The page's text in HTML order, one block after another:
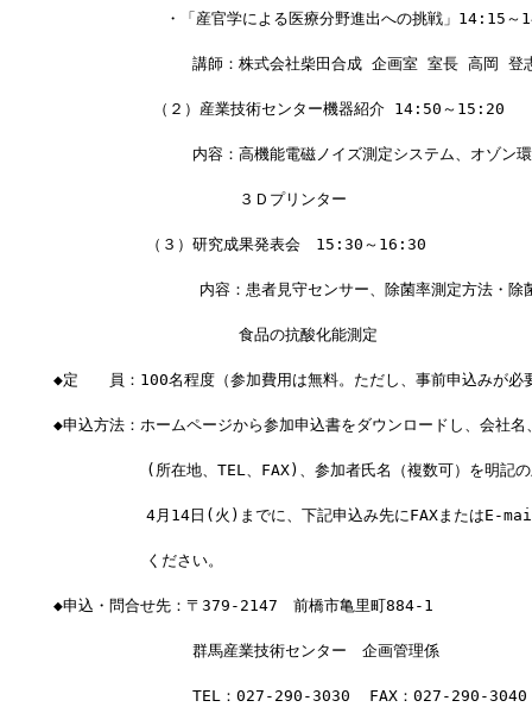
　　　　　　・「産官学による医療分野進出への挑戦」14:15～
講師：株式会社柴田合成 企画室 室長 高岡 登志
（２）産業技術センター機器紹介 14:50～15:20
内容：高機能電磁ノイズ測定システム、オゾン環
３Ｄプリンター
（３）研究成果発表会　15:30～16:30
内容：患者見守センサー、除菌率測定方法・除菌
食品の抗酸化能測定
◆定　　員：100名程度（参加費用は無料。ただし、事前申込みが必
◆申込方法：ホームページから参加申込書をダウンロードし、会社名
(所在地、TEL、FAX)、参加者氏名（複数可）を明記の
4月14日(火)までに、下記申込み先にFAXまたはE-mail
ください。
◆申込・問合せ先：〒379-2147　前橋市亀里町884-1
群馬産業技術センター　企画管理係
TEL：027-290-3030  FAX：027-290-3040